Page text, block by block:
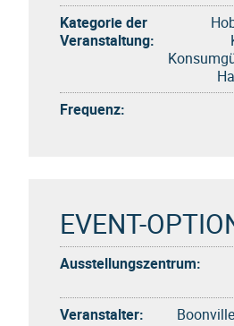
Kategorie der
Veranstaltung:
Frequenz:
EVENT-
Ausstellungszentrum:
Veranstalter: